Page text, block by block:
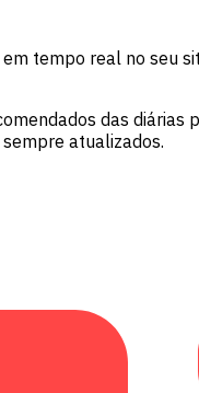
tempo real no seu
das diárias
atualizados.